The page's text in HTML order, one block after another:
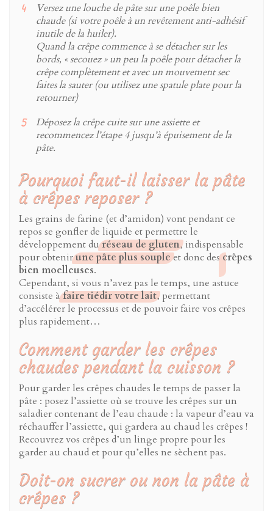
Versez une louche de pâte sur une poêle bien
chaude (si votre poêle à un revêtement anti-adhésif
inutile de la huiler).
Quand la crêpe commence à se détacher sur les
bords, « secouez » un peu la poêle pour détacher la
crêpe complètement et avec un mouvement sec
faites la sauter (ou utilisez une spatule plate pour la
retourner)
Déposez la crêpe cuite sur une assiette et
recommencez l’étape 4 jusqu’à épuisement de la
pâte.
Pourquoi faut-il laisser la pâte
à crêpes reposer ?
Les grains de farine (et d’amidon) vont pendant ce
repos se gonfler de liquide et permettre le
développement duréseau de gluten, indispensable
pour obtenirune pâte plus soupleet donc descrêpes
bien moelleuses.
Cependant, si vous n’avez pas le temps, une astuce
consiste àfaire tiédir votre lait, permettant
d’accélérer le processus et de pouvoir faire vos crêpes
plus rapidement…
Comment garder les crêpes
chaudes pendant la cuisson ?
Pour garder les crêpes chaudes le temps de passer la
pâte : posez l’assiette où se trouve les crêpes sur un
saladier contenant de l’eau chaude : la vapeur d’eau va
réchauffer l’assiette, qui gardera au chaud les crêpes !
Recouvrez vos crêpes d’un linge propre pour les
garder au chaud et pour qu’elles ne sèchent pas.
Doit-on sucrer ou non la pâte à
crêpes ?